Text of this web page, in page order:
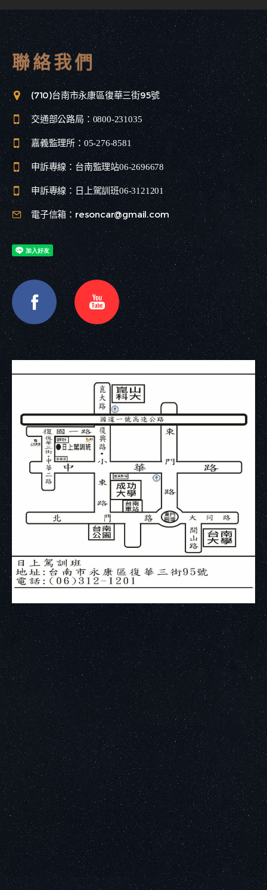
聯絡我們
(710)台南市永康區復華三街95號
交通部公路局：0800-231035
嘉義監理所：05-276-8581
申訴專線：台南監理站06-2696678
申訴專線： 日上駕訓班06-3121201
電子信箱：resoncar@gmail.com